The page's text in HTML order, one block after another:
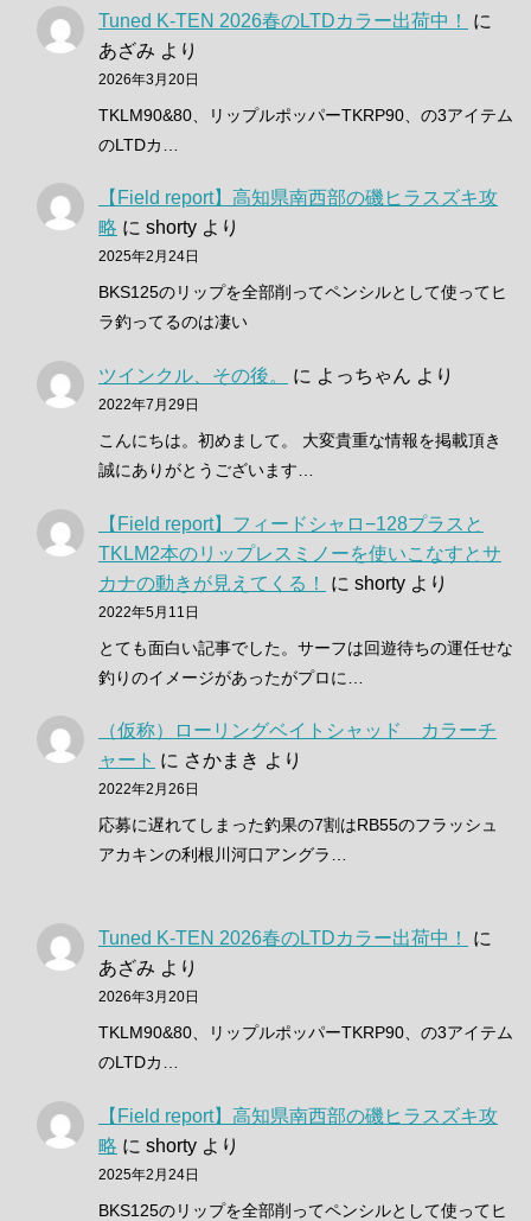
Tuned K-TEN 2026春のLTDカラー出荷中！
に
あざみ より
2026年3月20日
TKLM90&80、リップルポッパーTKRP90、の3アイテム
のLTDカ…
【Field report】高知県南西部の磯ヒラスズキ攻
略 に shorty より
2025年2月24日
BKS125のリップを全部削ってペンシルとして使ってヒ
ラ釣ってるのは凄い
ツインクル、その後。 に よっちゃん より
2022年7月29日
こんにちは。初めまして。 大変貴重な情報を掲載頂き
誠にありがとうございます…
【Field report】フィードシャロ−128プラスと
TKLM2本のリップレスミノーを使いこなすとサ
カナの動きが見えてくる！
に shorty より
2022年5月11日
とても面白い記事でした。サーフは回遊待ちの運任せな
釣りのイメージがあったがプロに…
（仮称）ローリングベイトシャッド カラーチ
ャート に さかまき より
2022年2月26日
応募に遅れてしまった釣果の7割はRB55のフラッシュ
アカキンの利根川河口アングラ…
Tuned K-TEN 2026春のLTDカラー出荷中！
に
あざみ より
2026年3月20日
TKLM90&80、リップルポッパーTKRP90、の3アイテム
のLTDカ…
【Field report】高知県南西部の磯ヒラスズキ攻
略 に shorty より
2025年2月24日
BKS125のリップを全部削ってペンシルとして使ってヒ